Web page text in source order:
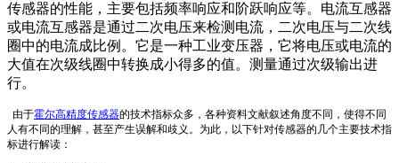
传感器的性能，主要包括频率响应和阶跃响应等。电流互感器
或电流互感器是通过二次电压来检测电流，二次电压与二次线
圈中的电流成比例。它是一种工业变压器，它将电压或电流的
大值在次级线圈中转换成小得多的值。测量通过次级输出进
行。
由于霍尔高精度传感器的技术指标众多，各种资料文献叙述角度不同，使得不同
人有不同的理解，甚至产生误解和歧义。为此，以下针对传感器的几个主要技术指
标进行解读：